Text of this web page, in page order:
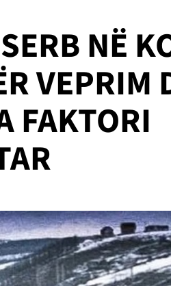
NË
VEPRIM
FAKTORI